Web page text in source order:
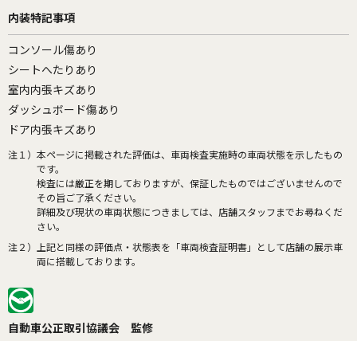
内装特記事項
コンソール傷あり
シートへたりあり
室内内張キズあり
ダッシュボード傷あり
ドア内張キズあり
注１） 本ページに掲載された評価は、車両検査実施時の車両状態を示したもの
です。
検査には厳正を期しておりますが、保証したものではございませんので
その旨ご了承ください。
詳細及び現状の車両状態につきましては、店舗スタッフまでお尋ねくだ
さい。
注２）
上記と同様の評価点・状態表を「車両検査証明書」として店舗の展示車
両に搭載しております。
自動車公正取引協議会 監修